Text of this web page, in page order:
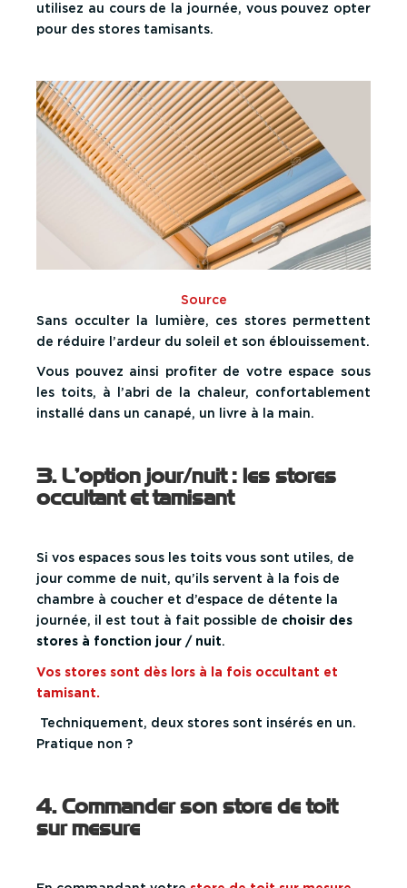
utilisez au cours de la journée, vous pouvez opter
pour des stores tamisants.
Source
Sans occulter la lumière, ces stores permettent
de réduire l’ardeur du soleil et son éblouissement.
Vous pouvez ainsi profiter de votre espace sous
les toits, à l’abri de la chaleur, confortablement
installé dans un canapé, un livre à la main.
3. L’option jour/nuit : les stores
occultant et tamisant
Si vos espaces sous les toits vous sont utiles, de
jour comme de nuit, qu’ils servent à la fois de
chambre à coucher et d’espace de détente la
journée, il est tout à fait possible de choisir des
stores à fonction jour / nuit.
Vos stores sont dès lors à la fois occultant et
tamisant.
Techniquement, deux stores sont insérés en un.
Pratique non ?
4. Commander son store de toit
sur mesure